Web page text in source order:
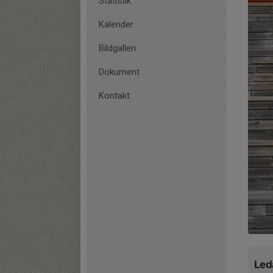
Kalender
Bildgalleri
Dokument
Kontakt